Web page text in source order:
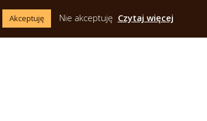
Akceptuję Nie akceptuję Czytaj więcej